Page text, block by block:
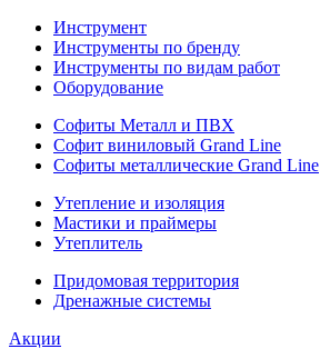
Инструмент
Инструменты по бренду
Инструменты по видам работ
Оборудование
Софиты Металл и ПВХ
Софит виниловый Grand Line
Софиты металлические Grand Line
Утепление и изоляция
Мастики и праймеры
Утеплитель
Придомовая территория
Дренажные системы
Акции